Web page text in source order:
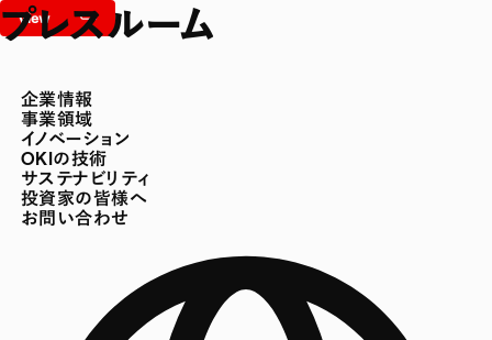
企業情報
事業領域
イノベーション
OKIの技術
サステナビリティ
投資家の皆様へ
お問い合わせ
プレスルーム